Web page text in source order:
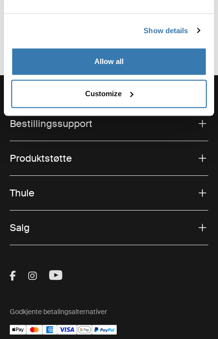
Show details
Allow all
Customize
Bestillingssupport
Produktstøtte
Thule
Salg
Visit Thule on Facebook (external link)
Visit Thule on Instagram (external link)
Visit Thule on Youtube (external
Godkjente betalingsalternativer